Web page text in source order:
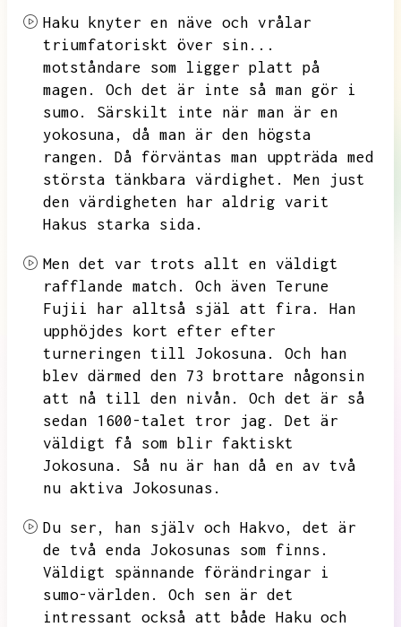
Haku knyter en näve och vrålar
triumfatoriskt över sin...
motståndare som ligger platt på
magen.
Och det är inte så man gör i
sumo.
Särskilt inte när man är en
yokosuna,
då man är den högsta
rangen.
Då förväntas man uppträda med
största tänkbara värdighet.
Men just
den värdigheten har aldrig varit
Hakus starka sida.
Men det var trots allt en väldigt
rafflande match.
Och även Terune
Fujii har alltså själ att fira.
Han
upphöjdes kort efter efter
turneringen till Jokosuna.
Och han
blev därmed den 73 brottare någonsin
att nå till den nivån.
Och det är så
sedan 1600-talet tror jag.
Det är
väldigt få som blir faktiskt
Jokosuna.
Så nu är han då en av två
nu aktiva Jokosunas.
Du ser, han själv och Hakvo,
det är
de två enda Jokosunas som finns.
Väldigt spännande förändringar i
sumo-världen.
Och sen är det
intressant också att både Haku och